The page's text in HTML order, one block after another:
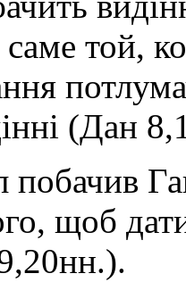
саме той,
(Дан
побачив
щоб